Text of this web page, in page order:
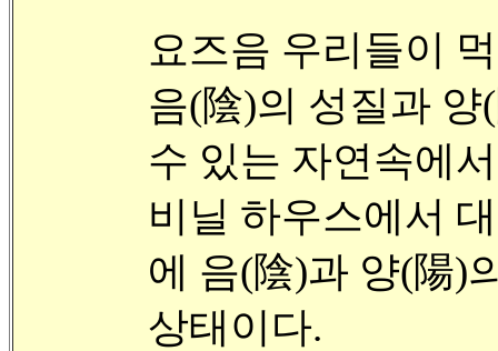
요즈음 우리들이
음(陰)의 성질과
수 있는 자연속에
비닐 하우스에서
에 음(陰)과 양(陽)
상태이다.